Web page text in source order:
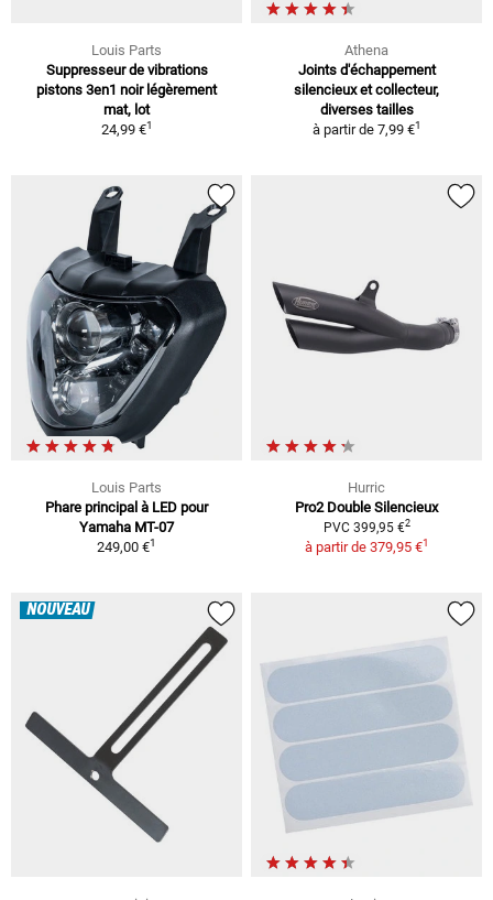
Louis Parts
Suppresseur de vibrations
pistons 3en1 noir légèrement
mat, lot
24,99 €1
Athena
Joints d'échappement
silencieux et collecteur,
diverses tailles
à partir de 7,99 €1
Louis Parts
Phare principal à LED pour
Yamaha MT-07
249,00 €1
Hurric
Pro2 Double Silencieux
PVC 399,95 €2
à partir de 379,95 €1
NOUVEAU